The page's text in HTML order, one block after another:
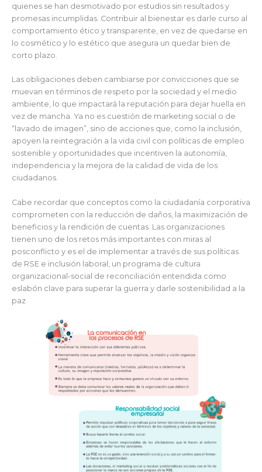
quienes se han desmotivado por estudios sin resultados y
promesas incumplidas. Contribuir al bienestar es darle curso al
comportamiento ético y transparente, en vez de quedarse en
lo cosmético y lo estético que asegura un quedar bien de
corto plazo.
Las obligaciones deben cambiarse por convicciones que se
muevan en términos de respeto por la sociedad y el medio
ambiente, lo que impactará la reputación para dejar huella en
vez de mancha. Ya no es cuestión de marketing social o de
“lavado de imagen”, sino de acciones que, como la inclusión,
apoyen la reintegración a la vida civil con políticas de empleo
sostenible y oportunidades que incentiven la autonomía,
independencia y la mejora de la calidad de vida de los
ciudadanos.
Cabe recordar que conceptos como la ciudadanía corporativa
comprometen con la reducción de daños, la maximización de
beneficios y la rendición de cuentas. Las organizaciones
tienen uno de los retos más importantes con miras al
posconflicto y es el de implementar a través de sus políticas
de RSE e inclusión laboral, un programa de cultura
organizacional-social de reconciliación entendida como
eslabón clave para superar la guerra y darle sostenibilidad a la
paz